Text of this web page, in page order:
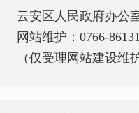
云安区人民政府办公
网站维护：0766-
（仅受理网站建设维